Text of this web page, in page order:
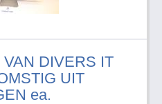
DIVERS IT
UIT
ea.